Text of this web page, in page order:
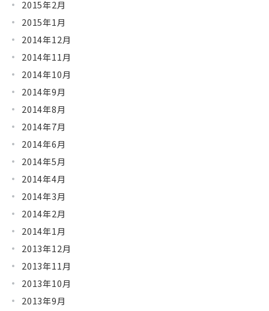
2015年2月
2015年1月
2014年12月
2014年11月
2014年10月
2014年9月
2014年8月
2014年7月
2014年6月
2014年5月
2014年4月
2014年3月
2014年2月
2014年1月
2013年12月
2013年11月
2013年10月
2013年9月